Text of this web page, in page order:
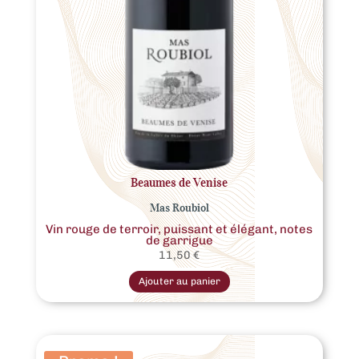
Beaumes de Venise
Mas Roubiol
Vin rouge de terroir, puissant et élégant, notes
de garrigue
11,50€
Ajouter au panier
Ce
produit
a
plusieurs
options
peuvent
être